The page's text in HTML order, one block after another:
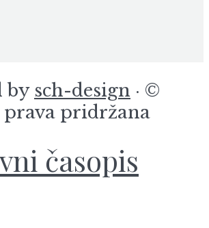
by sch-design · ©
prava pridržana